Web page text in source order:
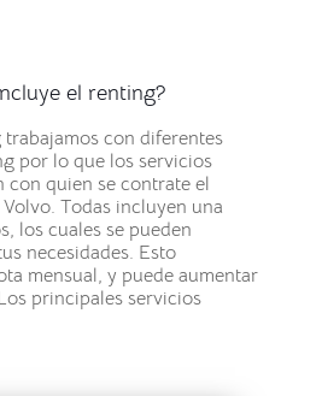
el renting?
trabajamos con diferentes
por lo que los servicios
con quien se contrate el
Todas incluyen una
los cuales se pueden
necesidades. Esto
mensual, y puede aumentar
principales servicios